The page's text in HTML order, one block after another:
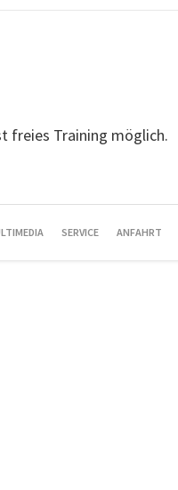
freies Training möglich.
SERVICE ANFAHRT